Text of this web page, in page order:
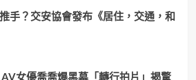
手？交安協會發布《居住，交通，和
女優喬喬爆黑幕「轉行拍片」揭驚